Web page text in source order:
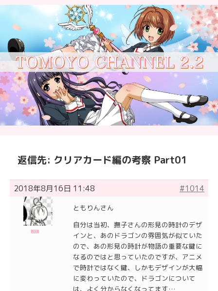
返信先: クリアカード編の考察 Part01
2018年8月16日 11:48 #1014
珈琲
ともりんさん
自分は当初、撫子さんの形見の時計のデザ
インと、あのドラゴンの雰囲気が似ていた
ので、あの形見の時計が物語の重要な鍵に
なるのではと思っていたのですが、アニメ
で時計ではなく鍵、しかもデザインが大幅
に変わっていたので、ドラゴンについて
は、よく分からなくなってます…